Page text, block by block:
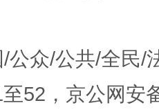
效落实
/公众/公共/全民/
52，京公网安